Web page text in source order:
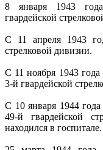
8 января 1943
гвардейской
С 11 апреля 1943
стрелковой дивизии.
С 11 ноября 1943
3-й гвардейской
С 10 января 1944
49-й гвардейской
находился в госпитале.